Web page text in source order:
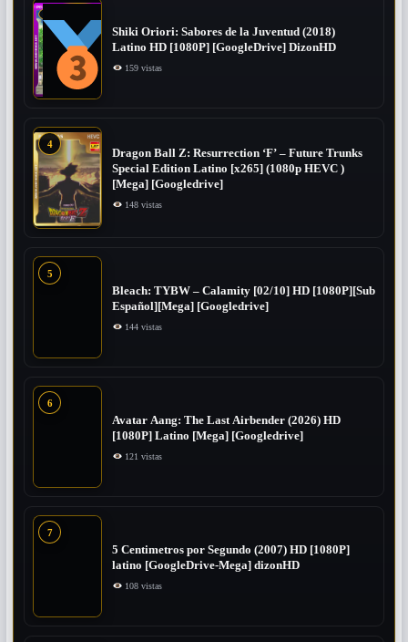
Shiki Oriori: Sabores de la Juventud (2018)
Latino HD [1080P] [GoogleDrive] DizonHD
159 vistas
4
Dragon Ball Z: Resurrection ‘F’ – Future Trunks
Special Edition Latino [x265] (1080p HEVC )
[Mega] [Googledrive]
148 vistas
5
Bleach: TYBW – Calamity [02/10] HD [1080P][Sub
Español][Mega] [Googledrive]
144 vistas
6
Avatar Aang: The Last Airbender (2026) HD
[1080P] Latino [Mega] [Googledrive]
121 vistas
7
5 Centimetros por Segundo (2007) ​HD [1080P]
latino [GoogleDrive-Mega] dizonHD
108 vistas